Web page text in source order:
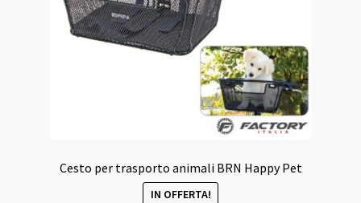
Cesto per trasporto animali BRN Happy Pet
IN OFFERTA!